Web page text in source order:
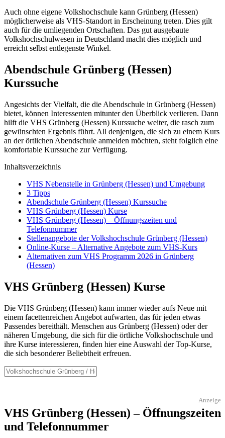
Auch ohne eigene Volkshochschule kann Grünberg (Hessen)
möglicherweise als VHS-Standort in Erscheinung treten. Dies gilt
auch für die umliegenden Ortschaften. Das gut ausgebaute
Volkshochschulwesen in Deutschland macht dies möglich und
erreicht selbst entlegenste Winkel.
Abendschule Grünberg (Hessen)
Kurssuche
Angesichts der Vielfalt, die die Abendschule in Grünberg (Hessen)
bietet, können Interessenten mitunter den Überblick verlieren. Dann
hilft die VHS Grünberg (Hessen) Kurssuche weiter, die rasch zum
gewünschten Ergebnis führt. All denjenigen, die sich zu einem Kurs
an der örtlichen Abendschule anmelden möchten, steht folglich eine
komfortable Kurssuche zur Verfügung.
Inhaltsverzeichnis
VHS Nebenstelle in Grünberg (Hessen) und Umgebung
3 Tipps
Abendschule Grünberg (Hessen) Kurssuche
VHS Grünberg (Hessen) Kurse
VHS Grünberg (Hessen) – Öffnungszeiten und
Telefonnummer
Stellenangebote der Volkshochschule Grünberg (Hessen)
Online-Kurse – Alternative Angebote zum VHS-Kurs
Alternativen zum VHS Programm 2026 in Grünberg
(Hessen)
VHS Grünberg (Hessen) Kurse
Die VHS Grünberg (Hessen) kann immer wieder aufs Neue mit
einem facettenreichen Angebot aufwarten, das für jeden etwas
Passendes bereithält. Menschen aus Grünberg (Hessen) oder der
näheren Umgebung, die sich für die örtliche Volkshochschule und
ihre Kurse interessieren, finden hier eine Auswahl der Top-Kurse,
die sich besonderer Beliebtheit erfreuen.
Anzeige
VHS Grünberg (Hessen) – Öffnungszeiten
und Telefonnummer